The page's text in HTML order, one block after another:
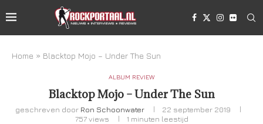
Home » Blacktop Mojo – Under The Sun
ALBUM REVIEW
Blacktop Mojo – Under The Sun
geschreven door Ron Schoonwater
22 september 2019
757views 1 minuten leestijd